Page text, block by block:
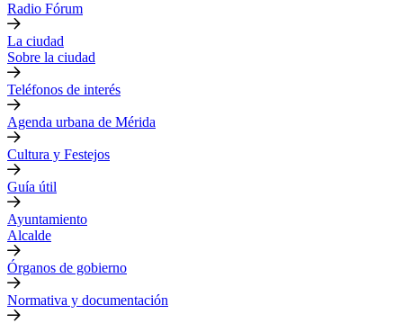
Radio Fórum
La ciudad
Sobre la ciudad
Teléfonos de interés
Agenda urbana de Mérida
Cultura y Festejos
Guía útil
Ayuntamiento
Alcalde
Órganos de gobierno
Normativa y documentación